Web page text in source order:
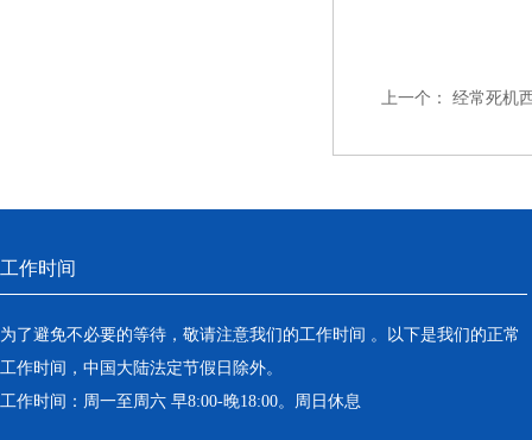
上一个： 经常死机
工作时间
为了避免不必要的等待，敬请注意我们的工作时间 。以下是我们的正常
工作时间，中国大陆法定节假日除外。
工作时间：周一至周六 早8:00-晚18:00。周日休息